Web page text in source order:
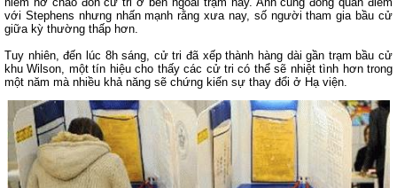
với Stephens nhưng nhấn mạnh rằng xưa nay, số người tham gia bầu cử
giữa kỳ thường thấp hơn.
Tuy nhiên, đến lúc 8h sáng, cử tri đã xếp thành hàng dài gần trạm bầu cử
khu Wilson, một tín hiệu cho thấy các cử tri có thể sẽ nhiệt tình hơn trong
một năm mà nhiều khả năng sẽ chứng kiến sự thay đổi ở Hạ viện.